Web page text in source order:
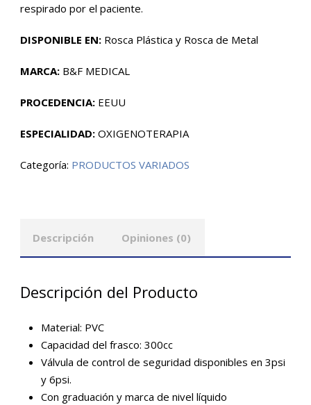
respirado por el paciente.
DISPONIBLE EN: Rosca Plástica y Rosca de Metal
MARCA: B&F MEDICAL
PROCEDENCIA: EEUU
ESPECIALIDAD: OXIGENOTERAPIA
Categoría: PRODUCTOS VARIADOS
Descripción Opiniones (0)
Descripción del Producto
Material: PVC
Capacidad del frasco: 300cc
Válvula de control de seguridad disponibles en 3psi
y 6psi.
Con graduación y marca de nivel líquido